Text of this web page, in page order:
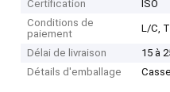
Certification
ISO
Conditions de
paiement
L/C,
Délai de livraison
15 à
Détails d'emballage